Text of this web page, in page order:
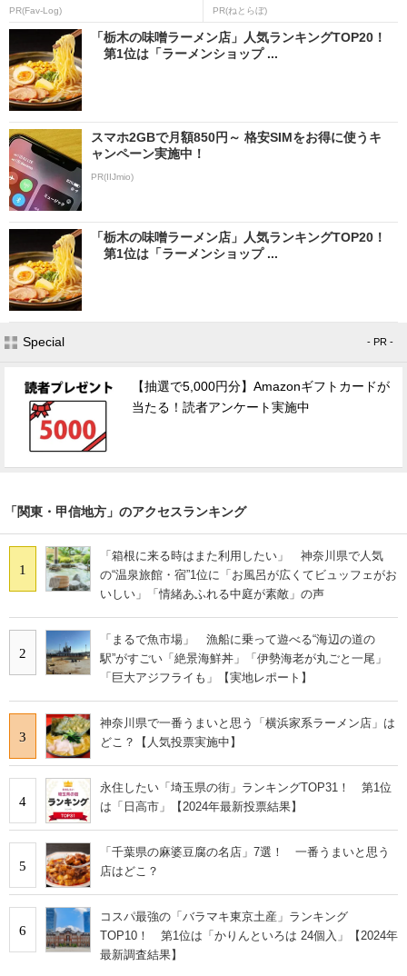
PR(Fav-Log) PR(ねとらぼ)
「栃木の味噌ラーメン店」人気ランキングTOP20！
第1位は「ラーメンショップ ...
スマホ2GBで月額850円～ 格安SIMをお得に使うキ
ャンペーン実施中！
PR(IIJmio)
「栃木の味噌ラーメン店」人気ランキングTOP20！
第1位は「ラーメンショップ ...
Special - PR -
【抽選で5,000円分】Amazonギフトカードが
当たる！読者アンケート実施中
「関東・甲信地方」のアクセスランキング
1
「箱根に来る時はまた利用したい」 神奈川県で人気
の“温泉旅館・宿”1位に「お風呂が広くてビュッフェがお
いしい」「情緒あふれる中庭が素敵」の声
2
「まるで魚市場」 漁船に乗って遊べる“海辺の道の
駅”がすごい「絶景海鮮丼」「伊勢海老が丸ごと一尾」
「巨大アジフライも」【実地レポート】
3
神奈川県で一番うまいと思う「横浜家系ラーメン店」は
どこ？【人気投票実施中】
4
永住したい「埼玉県の街」ランキングTOP31！ 第1位
は「日高市」【2024年最新投票結果】
5
「千葉県の麻婆豆腐の名店」7選！ 一番うまいと思う
店はどこ？
6
コスパ最強の「バラマキ東京土産」ランキング
TOP10！ 第1位は「かりんといろは 24個入」【2024年
最新調査結果】